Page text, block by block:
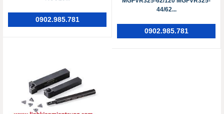
0902.985.781
44/62...
0902.985.781